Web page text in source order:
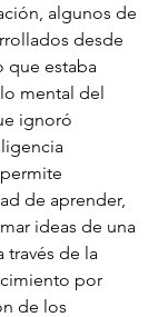
algunos de
desde
que estaba
mental del
ignoró
de aprender,
ideas de una
través de la
por
de los